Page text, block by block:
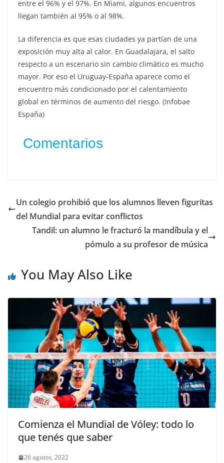
entre el 96% y el 97%. En Miami, algunos encuentros
llegan también al 95% o al 98%.
La diferencia es que esas ciudades ya partían de una
exposición muy alta al calor. En Guadalajara, el salto
respecto a un escenario sin cambio climático es mucho
mayor. Por eso el Uruguay-España aparece como el
encuentro más condicionado por el calentamiento
global en términos de aumento del riesgo. (Infobae
España)
Comentarios
Un colegio prohibió que los alumnos lleven figuritas
del Mundial para evitar conflictos
Tandil: un alumno le fracturó la mandíbula y el
pómulo a su profesor de música
You May Also Like
Comienza el Mundial de Vóley: todo lo
que tenés que saber
26 agosto, 2022